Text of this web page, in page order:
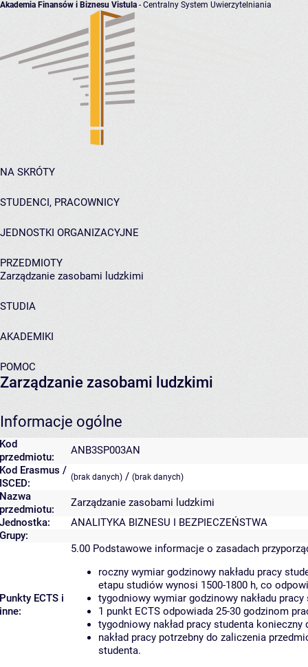
Akademia Finansów i Biznesu Vistula - Centralny System Uwierzytelniania
NA SKRÓTY
STUDENCI, PRACOWNICY
JEDNOSTKI ORGANIZACYJNE
PRZEDMIOTY
Zarządzanie zasobami ludzkimi
STUDIA
AKADEMIKI
POMOC
Zarządzanie zasobami ludzkimi
Informacje ogólne
Kod
przedmiotu:
ANB3SP003AN
Kod Erasmus /
ISCED:
(brak danych) / (brak danych)
Nazwa
przedmiotu:
Zarządzanie zasobami ludzkimi
Jednostka:
ANALITYKA BIZNESU I BEZPIECZEŃSTWA
Grupy:
Punkty ECTS i
inne:
5.00 Podstawowe informacje o zasadach
roczny wymiar godzinowy nakładu pracy
etapu studiów wynosi 1500-1800 h, co
tygodniowy wymiar godzinowy nakładu
1 punkt ECTS odpowiada 25-30 godzinom
tygodniowy nakład pracy studenta
nakład pracy potrzebny do zaliczenia
studenta.